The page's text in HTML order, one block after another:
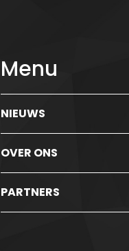
Menu
NIEUWS
OVER ONS
PARTNERS